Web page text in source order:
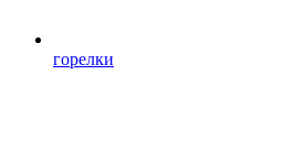
горелки